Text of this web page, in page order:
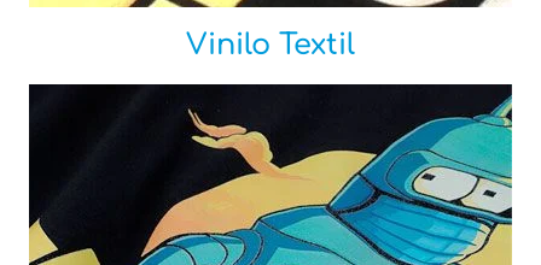
Vinilo Textil